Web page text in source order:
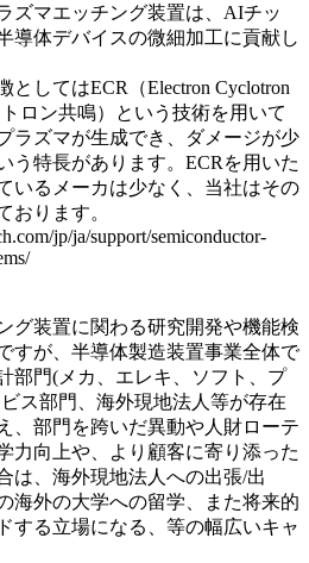
ズマエッチング装置は、AIチッ
導体デバイスの微細加工に貢献し
してはECR（Electron Cyclotron
ロン共鳴）という技術を用いて
ラズマが生成でき、ダメージが少
う特長があります。ECRを用いた
いるメーカは少なく、当社はその
おります。
jp/ja/support/semiconductor-
グ装置に関わる研究開発や機能検
すが、半導体製造装置事業全体で
部門(メカ、エレキ、ソフト、プ
ス部門、海外現地法人等が存在
、部門を跨いだ異動や人財ローテ
力向上や、より顧客に寄り添った
は、海外現地法人への出張/出
海外の大学への留学、また将来的
する立場になる、等の幅広いキャ